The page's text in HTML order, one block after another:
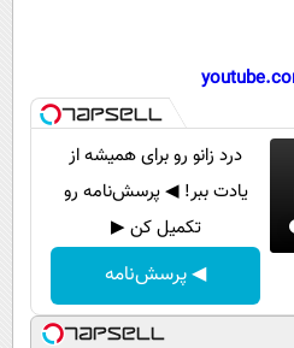
اجتماعی
حیات وحش
خارجی
درد زانو رو برای همیشه از
یادت ببر! ◀ پرسش‌نامه رو
تکمیل کن ▶
◀ پرسش‌نامه